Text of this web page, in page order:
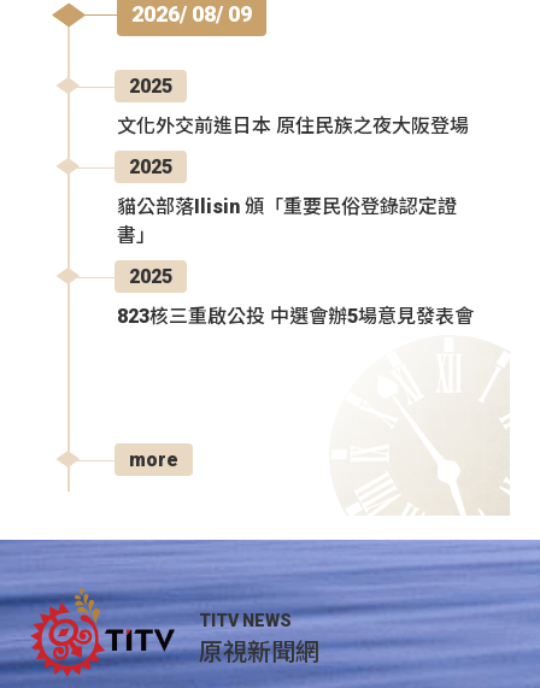
2026/ 08/ 09
2025
文化外交前進日本 原住民族之夜大阪登場
2025
貓公部落Ilisin 頒「重要民俗登錄認定證
書」
2025
823核三重啟公投 中選會辦5場意見發表會
more
TITV NEWS
原視新聞網